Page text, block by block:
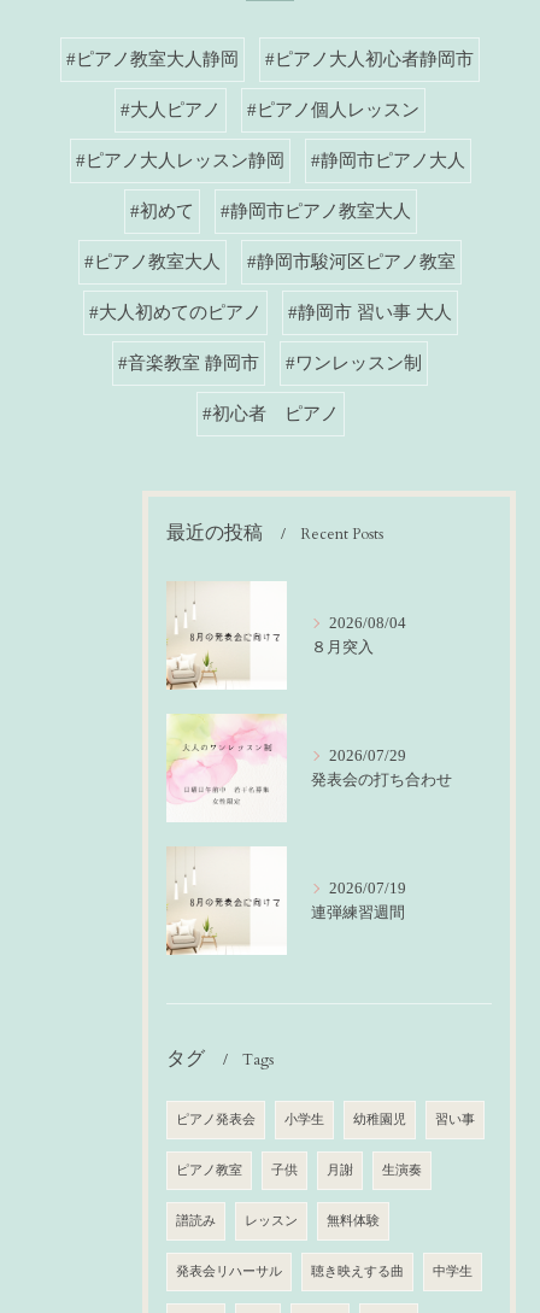
#ピアノ教室大人静岡 #ピアノ大人初心者静岡市
#大人ピアノ #ピアノ個人レッスン
#ピアノ大人レッスン静岡 #静岡市ピアノ大人
#初めて #静岡市ピアノ教室大人
#ピアノ教室大人 #静岡市駿河区ピアノ教室
#大人初めてのピアノ #静岡市 習い事 大人
#音楽教室 静岡市 #ワンレッスン制
#初心者 ピアノ
最近の投稿 Recent Posts
2026/08/04
８月突入
2026/07/29
発表会の打ち合わせ
2026/07/19
連弾練習週間
タグ Tags
ピアノ発表会 小学生 幼稚園児 習い事
ピアノ教室 子供 月謝 生演奏
譜読み レッスン 無料体験
発表会リハーサル 聴き映えする曲 中学生